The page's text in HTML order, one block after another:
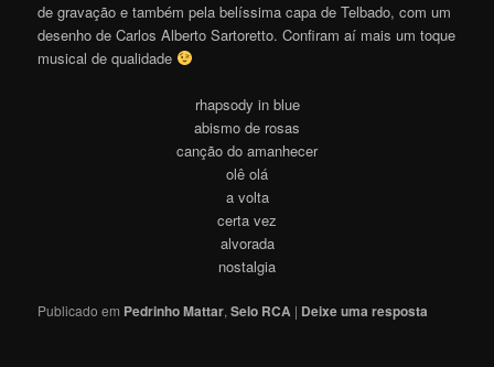
de gravação e também pela belíssima capa de Telbado, com um
desenho de Carlos Alberto Sartoretto. Confiram aí mais um toque
musical de qualidade
rhapsody in blue
abismo de rosas
canção do amanhecer
olê olá
a volta
certa vez
alvorada
nostalgia
Publicado em Pedrinho Mattar,Selo RCA | Deixe uma resposta